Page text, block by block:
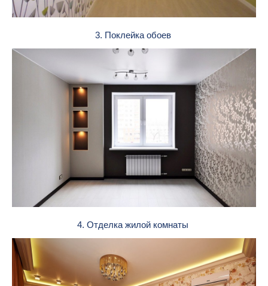
3. Поклейка обоев
4. Отделка жилой комнаты